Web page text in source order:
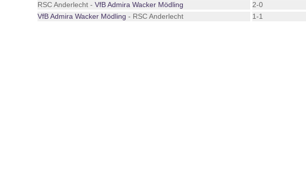
RSC Anderlecht - VfB Admira Wacker Mödling
2-0
VfB Admira Wacker Mödling - RSC Anderlecht 1-1